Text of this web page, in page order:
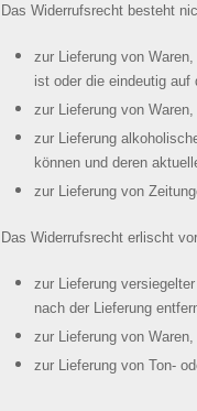
Das Widerrufsrecht besteht
zur Lieferung von
ist oder die eindeutig
zur Lieferung von
zur Lieferung
können und deren
zur Lieferung von
Das Widerrufsrecht erlischt
zur Lieferung
nach der Lieferung
zur Lieferung von
zur Lieferung von Ton-